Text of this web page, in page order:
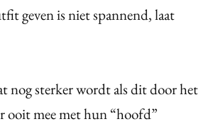
geven is niet spannend, laat
nog sterker wordt als dit door het
ooit mee met hun “hoofd”